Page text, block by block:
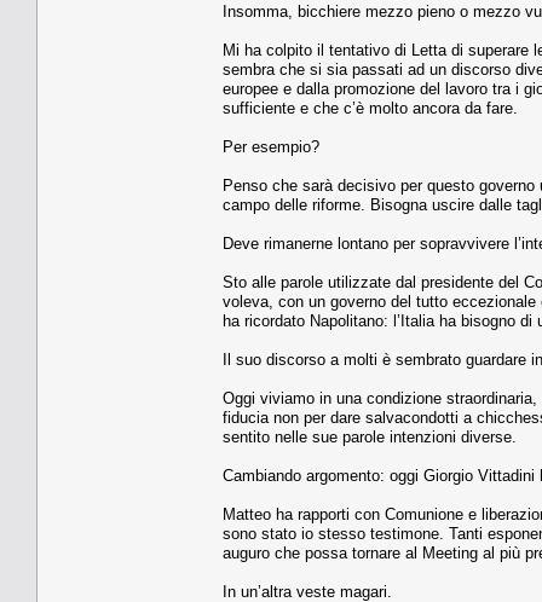
Insomma, bicchiere mezzo pieno o mezzo
Mi ha colpito il tentativo di Letta di superare
sembra che si sia passati ad un discorso
europee e dalla promozione del lavoro tra i
sufficiente e che c’è molto ancora da fare.
Per esempio?
Penso che sarà decisivo per questo
campo delle riforme. Bisogna uscire dalle
Deve rimanerne lontano per sopravvivere
Sto alle parole utilizzate dal presidente del
voleva, con un governo del tutto
ha ricordato Napolitano: l’Italia ha bisogno
Il suo discorso a molti è sembrato guardare
Oggi viviamo in una condizione
fiducia non per dare salvacondotti a
sentito nelle sue parole intenzioni diverse.
Cambiando argomento: oggi Giorgio
Matteo ha rapporti con Comunione e
sono stato io stesso testimone. Tanti
auguro che possa tornare al Meeting al più
In un’altra veste magari.